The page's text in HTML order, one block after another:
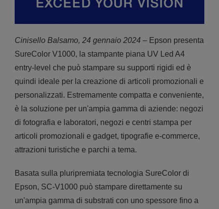
Cinisello Balsamo, 24 gennaio 2024 – Epson presenta
SureColor V1000, la stampante piana UV Led A4
entry-level che può stampare su supporti rigidi ed è
quindi ideale per la creazione di articoli promozionali e
personalizzati. Estremamente compatta e conveniente,
è la soluzione per un'ampia gamma di aziende: negozi
di fotografia e laboratori, negozi e centri stampa per
articoli promozionali e gadget, tipografie e-commerce,
attrazioni turistiche e parchi a tema.
Basata sulla pluripremiata tecnologia SureColor di
Epson, SC-V1000 può stampare direttamente su
un'ampia gamma di substrati con uno spessore fino a